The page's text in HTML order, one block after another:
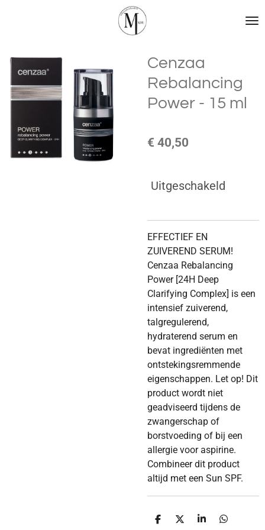
de
hoofdinhoud
Cenzaa
Rebalancing
Power - 15 ml
€ 40,50
Uitgeschakeld
EFFECTIEF EN
ZUIVEREND SERUM!
Cenzaa Rebalancing
Power [24H Deep
Clarifying Complex] is een
intensief zuiverend,
talgregulerend,
hydraterend serum en
bevat ingrediënten met
ontstekingsremmende
eigenschappen. Let op! Dit
product wordt niet
geadviseerd tijdens de
zwangerschap of
borstvoeding of bij een
allergie voor aspirine.
Combineer dit product
altijd met een Sun SPF.
D
D
S
D